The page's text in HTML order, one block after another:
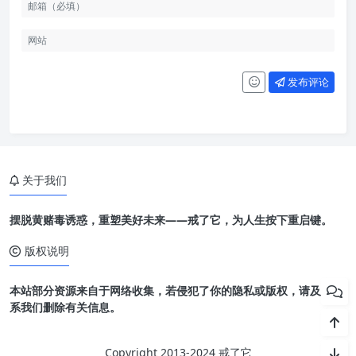
发布评论
关于我们
摆脱黄赌毒诱惑，重塑美好未来——戒了它，为人生按下重启键。
版权说明
本站部分资源来自于网络收集，若侵犯了你的隐私或版权，请及时联
系我们删除有关信息。
Copyright 2013-2024 戒了它